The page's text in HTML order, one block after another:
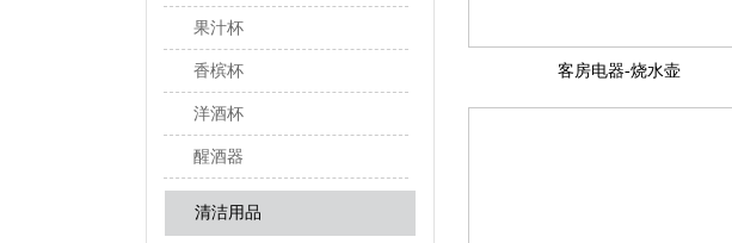
果汁杯
香槟杯
洋酒杯
醒酒器
清洁用品
客房电器-烧水壶